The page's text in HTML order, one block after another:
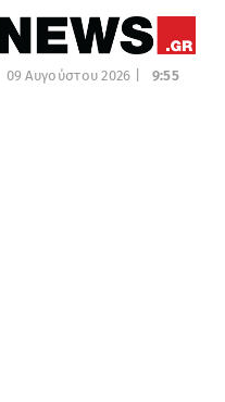
09 Αυγούστου 2026 | 9:55